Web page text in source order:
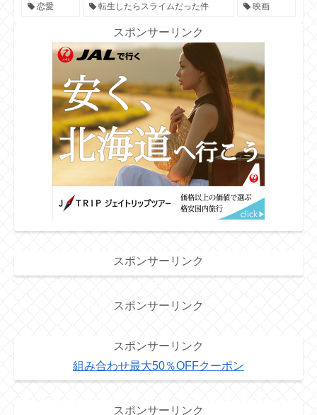
恋愛 転生したらスライムだった件 映画
スポンサーリンク
スポンサーリンク
スポンサーリンク
スポンサーリンク
組み合わせ最大50％OFFクーポン
スポンサーリンク